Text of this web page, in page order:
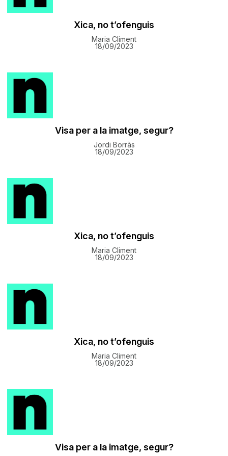
Xica, no t’ofenguis
Maria Climent
18/09/2023
Visa per a la imatge, segur?
Jordi Borràs
18/09/2023
Xica, no t’ofenguis
Maria Climent
18/09/2023
Xica, no t’ofenguis
Maria Climent
18/09/2023
Visa per a la imatge, segur?